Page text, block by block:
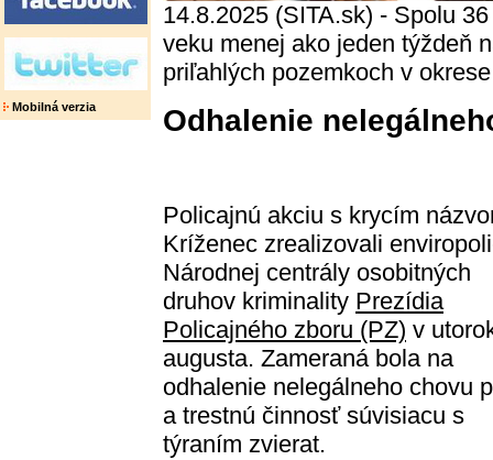
Mobilná verzia
14.8.2025 (SITA.sk) - Spolu
veku menej ako jeden týždeň
priľahlých pozemkoch v
Odhalenie
Policajnú akciu s krycím
Kríženec zrealizovali
Národnej centrály osobitných
druhov kriminality Prezídia
Policajného zboru (PZ) v
augusta. Zameraná bola na
odhalenie nelegálneho chovu
a trestnú činnosť súvisiacu s
týraním zvierat.